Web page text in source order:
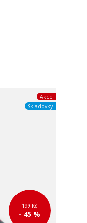
Akce
Skladovky
199 Kč
- 45 %